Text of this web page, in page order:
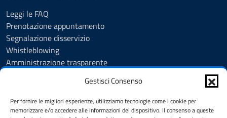
Gestisci Consenso
Per fornire le migliori esperienze, utilizziamo tecnologie come i cookie per
memorizzare e/o accedere alle informazioni del dispositivo. Il consenso a queste
Leggi le FAQ
Prenotazione appuntamento
Segnalazione disservizio
Whistleblowing
Amministrazione trasparente
Albo Pretorio
Cookie Policy